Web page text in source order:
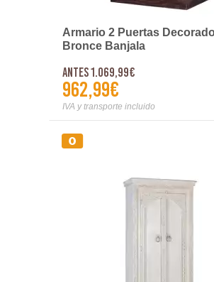
Armario 2 Puertas
Bronce Banjala
Antes 1.069,99€
962,99€
IVA y transporte incluido